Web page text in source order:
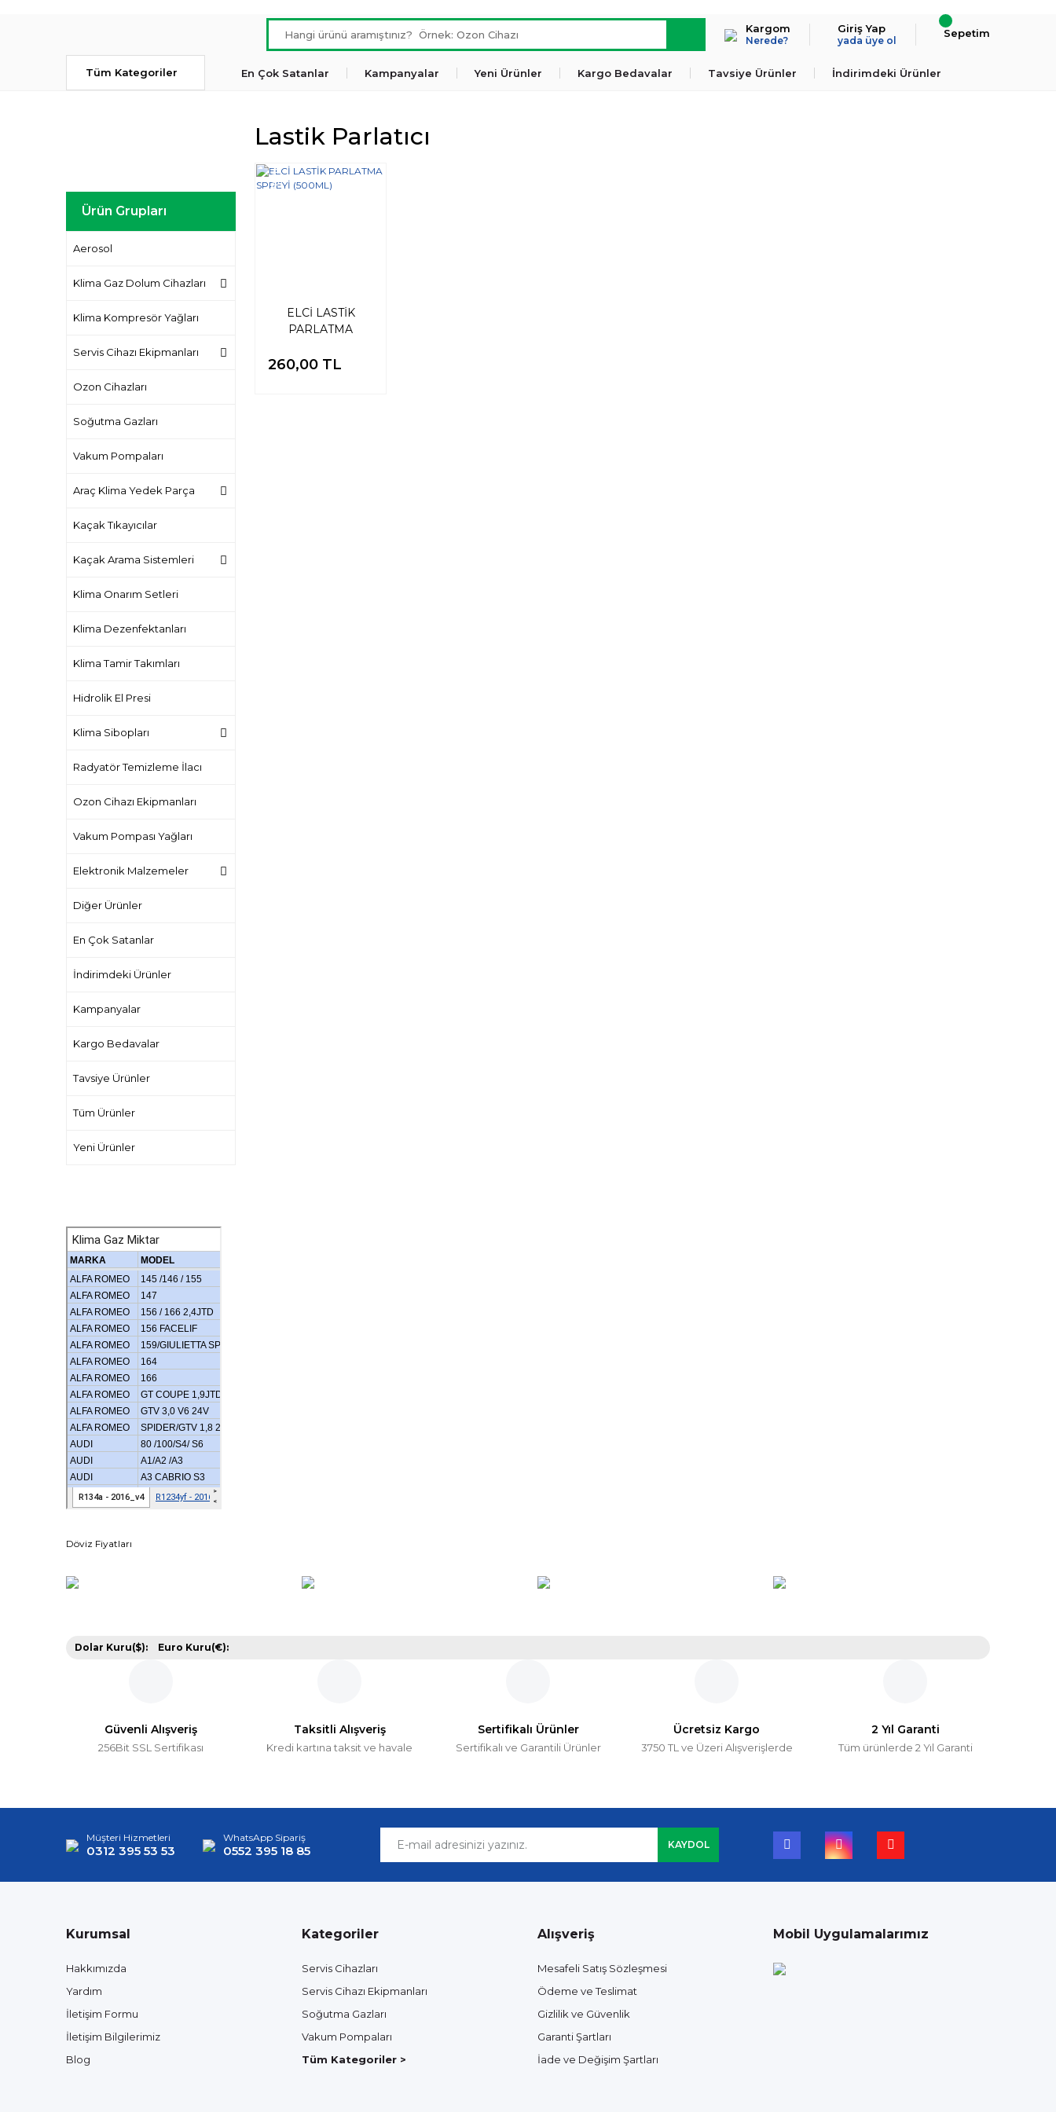
Kargom
Nerede?
Giriş Yap
yada üye ol
Sepetim
Tüm Kategoriler En Çok Satanlar Kampanyalar Yeni Ürünler Kargo Bedavalar Tavsiye Ürünler İndirimdeki Ürünler
Ürün Grupları
Aerosol
Klima Gaz Dolum Cihazları
Klima Kompresör Yağları
Servis Cihazı Ekipmanları
Ozon Cihazları
Soğutma Gazları
Vakum Pompaları
Araç Klima Yedek Parça
Kaçak Tıkayıcılar
Kaçak Arama Sistemleri
Klima Onarım Setleri
Klima Dezenfektanları
Klima Tamir Takımları
Hidrolik El Presi
Klima Sibopları
Radyatör Temizleme İlacı
Ozon Cihazı Ekipmanları
Vakum Pompası Yağları
Elektronik Malzemeler
Diğer Ürünler
En Çok Satanlar
İndirimdeki Ürünler
Kampanyalar
Kargo Bedavalar
Tavsiye Ürünler
Tüm Ürünler
Yeni Ürünler
Döviz Fiyatları
Lastik Parlatıcı
Yeni
ELCİ LASTİK
PARLATMA
260,00 TL
Dolar Kuru($): Euro Kuru(€):
Güvenli Alışveriş
256Bit SSL Sertifikası
Taksitli Alışveriş
Kredi kartına taksit ve havale
Sertifikalı Ürünler
Sertifikalı ve Garantili Ürünler
Ücretsiz Kargo
3750 TL ve Üzeri Alışverişlerde
2 Yıl Garanti
Tüm ürünlerde 2 Yıl Garanti
Müşteri Hizmetleri
0312 395 53 53
WhatsApp Sipariş
0552 395 18 85 KAYDOL
Kurumsal
Hakkımızda
Yardım
İletişim Formu
İletişim Bilgilerimiz
Blog
Kategoriler
Servis Cihazları
Servis Cihazı Ekipmanları
Soğutma Gazları
Vakum Pompaları
Tüm Kategoriler >
Alışveriş
Mesafeli Satış Sözleşmesi
Ödeme ve Teslimat
Gizlilik ve Güvenlik
Garanti Şartları
İade ve Değişim Şartları
Mobil Uygulamalarımız